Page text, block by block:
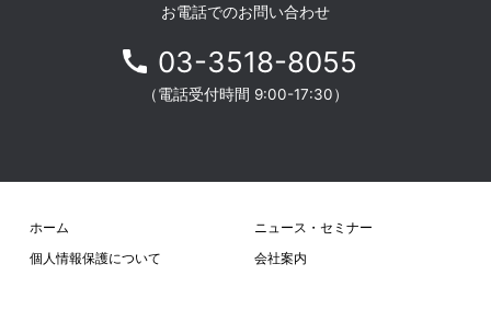
お電話でのお問い合わせ
03-3518-8055
（電話受付時間 9:00-17:30）
ホーム
ニュース・セミナー
個人情報保護について
会社案内